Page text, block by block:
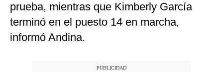
prueba, mientras que Kimberly García
terminó en el puesto 14 en marcha,
informó Andina.